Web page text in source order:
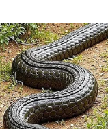
para manter
e garantir que
um escudo